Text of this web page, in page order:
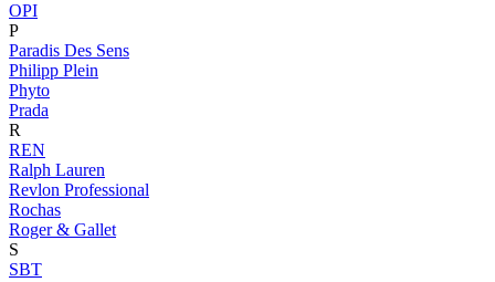
OPI
P
Paradis Des Sens
Philipp Plein
Phyto
Prada
R
REN
Ralph Lauren
Revlon Professional
Rochas
Roger & Gallet
S
SBT